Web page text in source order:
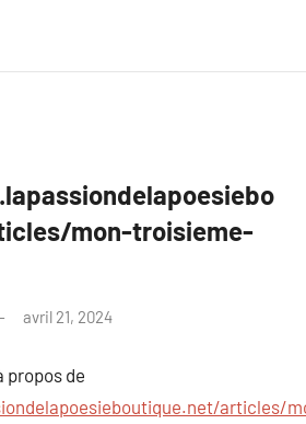
mon-troisieme-
avril 21, 2024
propos de
articles/